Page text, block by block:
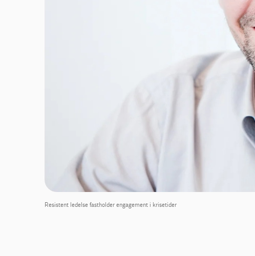
Resistent ledelse fastholder engagement i krisetider